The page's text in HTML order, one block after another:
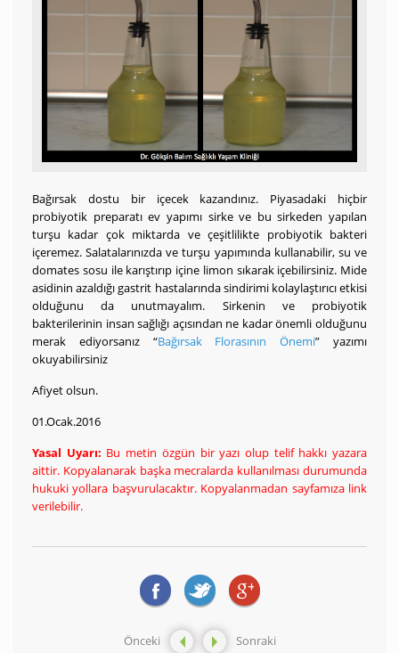
Bağırsak dostu bir içecek kazandınız. Piyasadaki hiçbir
probiyotik preparatı ev yapımı sirke ve bu sirkeden yapılan
turşu kadar çok miktarda ve çeşitlilikte probiyotik bakteri
içeremez. Salatalarınızda ve turşu yapımında kullanabilir, su ve
domates sosu ile karıştırıp içine limon sıkarak içebilirsiniz. Mide
asidinin azaldığı gastrit hastalarında sindirimi kolaylaştırıcı etkisi
olduğunu da unutmayalım. Sirkenin ve probiyotik
bakterilerinin insan sağlığı açısından ne kadar önemli olduğunu
merak ediyorsanız “Bağırsak Florasının Önemi” yazımı
okuyabilirsiniz
Afiyet olsun.
01.Ocak.2016
Yasal Uyarı: Bu metin özgün bir yazı olup telif hakkı yazara
aittir. Kopyalanarak başka mecralarda kullanılması durumunda
hukuki yollara başvurulacaktır. Kopyalanmadan sayfamıza link
verilebilir.
Önceki Sonraki